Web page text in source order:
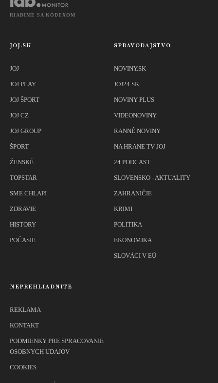
RIADIME SA KÓDEXOM
JOJ.SK
JOJ
JOJ PLAY
JOJ ŠPORT
JOJ CZ
JOJ GROUP
ŠPORT
ŽENSKÉ
TOPSTAR
SME CHLAPI
ZDRAVIE
HISTORY
POČASIE
SPRAVODAJSTVO
NOVINY.SK
JOJ24.SK
NOVINY PLUS
VIDEONOVINY
RANNÉ NOVINY
NA HRANE TV JOJ
24 PODCAST
SLOVENSKO - AKTUALITY
ZAHRANIČIE
KRIMI
POLITIKA
EKONOMIKA
SLOVÁCI V EÚ
NEPREHLIADNITE
REKLAMA
KONTAKT
PODMIENKY PRE SPRACOVANIE
OSOBNYCH UDAJOV
COOKIES